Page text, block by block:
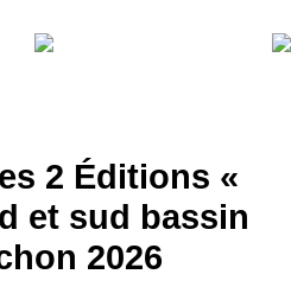
2 Éditions «
et sud bassin
2026